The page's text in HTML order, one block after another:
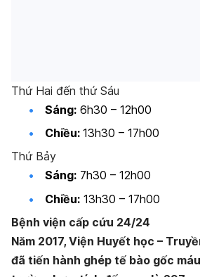
Thứ Hai đến thứ Sáu
Sáng: 6h30 – 12h00
Chiều: 13h30 – 17h00
Thứ Bảy
Sáng: 7h30 – 12h00
Chiều: 13h30 – 17h00
Bệnh viện cấp cứu 24/24
Năm 2017, Viện Huyết học –
đã tiến hành ghép tế bào gốc